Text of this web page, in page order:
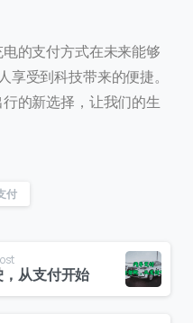
的支付方式在未来能够
享受到科技带来的便捷。
的新选择，让我们的生
付
从支付开始